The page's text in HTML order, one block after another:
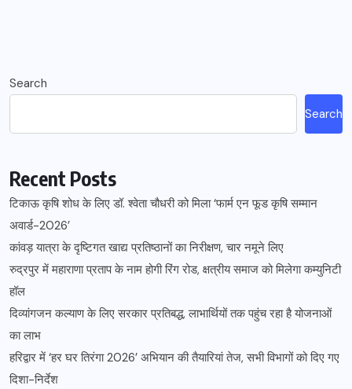
Search
Search
Recent Posts
टिकाऊ कृषि शोध के लिए डॉ. श्वेता चौधरी को मिला ‘फार्म एन फूड कृषि सम्मान
अवार्ड-2026’
कांवड़ यात्रा के दृष्टिगत खाद्य प्रतिष्ठानों का निरीक्षण, चार नमूने लिए
रुद्रपुर में महाराणा प्रताप के नाम होगी रिंग रोड, क्षत्रीय समाज को मिलेगा कम्युनिटी
हॉल
दिव्यांगजन कल्याण के लिए सरकार प्रतिबद्ध, लाभार्थियों तक पहुंच रहा है योजनाओं
का लाभ
हरिद्वार में ‘हर घर तिरंगा 2026’ अभियान की तैयारियां तेज, सभी विभागों को दिए गए
दिशा-निर्देश